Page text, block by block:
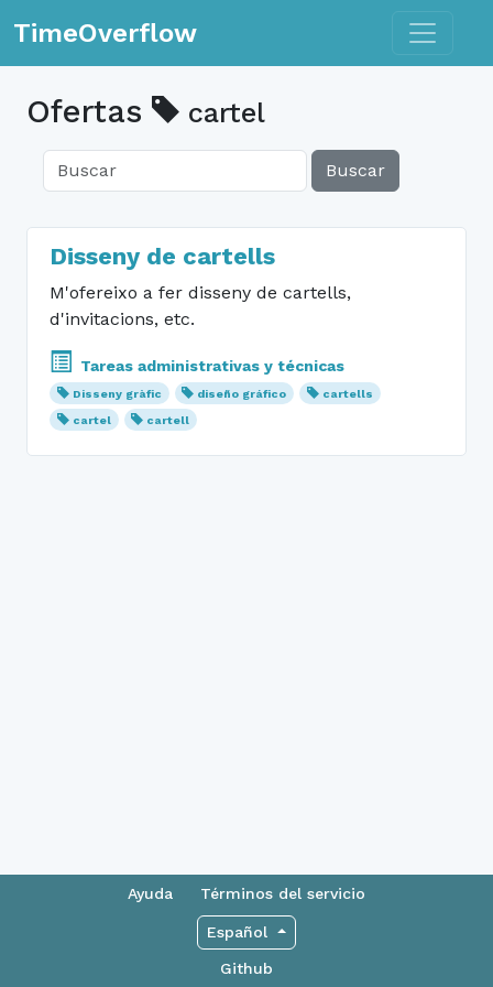
TimeOverflow Toggle
Ofertas cartel
Buscar
Disseny de cartells
M'ofereixo a fer disseny de cartells,
d'invitacions, etc.
Tareas administrativas y técnicas
Disseny gràfic diseño gráfico
cartells
cartel
cartell
Ayuda Términos del servicio
Español
Github